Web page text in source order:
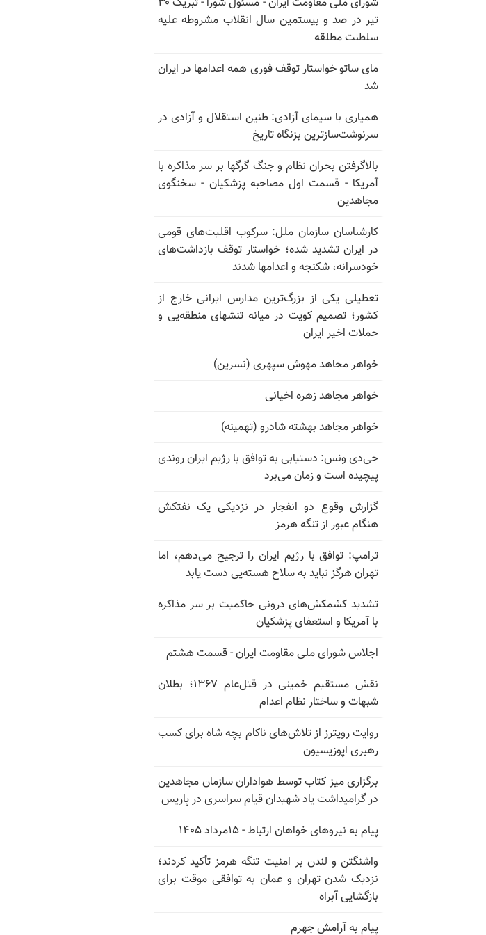
تیر در صد و بیستمین سال انقلاب مشروطه علیه
سلطنت مطلقه
مای ساتو خواستار توقف فوری همه اعدامها در ایران
شد
همیاری با سیمای آزادی: طنین استقلال و آزادی در
سرنوشت‌سازترین بزنگاه تاریخ
بالا‌گرفتن بحران نظام و جنگ گرگها بر سر مذاکره با
آمریکا - قسمت اول مصاحبه پزشکیان - سخنگوی
مجاهدین
کارشناسان سازمان ملل: سرکوب اقلیت‌های قومی
در ایران تشدید شده؛ خواستار توقف بازداشت‌های
خودسرانه، شکنجه و اعدامها شدند
تعطیلی یکی از بزرگ‌ترین مدارس ایرانی خارج از
کشور؛ تصمیم کویت در میانه تنشهای منطقه‌یی و
حملات اخیر ایران
خواهر مجاهد مهوش سپهری (نسرین)
خواهر مجاهد زهره اخیانی
خواهر مجاهد بهشته شادرو (تهمینه)
جی‌دی ونس: دستیابی به توافق با رژیم ایران روندی
پیچیده است و زمان می‌برد
گزارش وقوع دو انفجار در نزدیکی یک نفتکش
هنگام عبور از تنگه هرمز
ترامپ: توافق با رژیم ایران را ترجیح می‌دهم، اما
تهران هرگز نباید به سلاح هسته‌یی دست یابد
تشدید کشمکش‌های درونی حاکمیت بر سر مذاکره
با آمریکا و استعفای پزشکیان
اجلاس شورای ملی مقاومت ایران - قسمت هشتم
نقش مستقیم خمینی در قتل‌عام ۱۳۶۷؛ بطلان
شبهات و ساختار نظام اعدام
روایت رویترز از تلاش‌های ناکام بچه شاه برای کسب
رهبری اپوزیسیون
برگزاری میز کتاب توسط هواداران سازمان مجاهدین
در گرامیداشت یاد شهیدان قیام سراسری در پاریس
پیام به نیروهای خواهان ارتباط - ۱۵مرداد ۱۴۰۵
واشنگتن و لندن بر امنیت تنگه هرمز تأکید کردند؛
نزدیک شدن تهران و عمان به توافقی موقت برای
بازگشایی آبراه
پیام به آرامش جهرم